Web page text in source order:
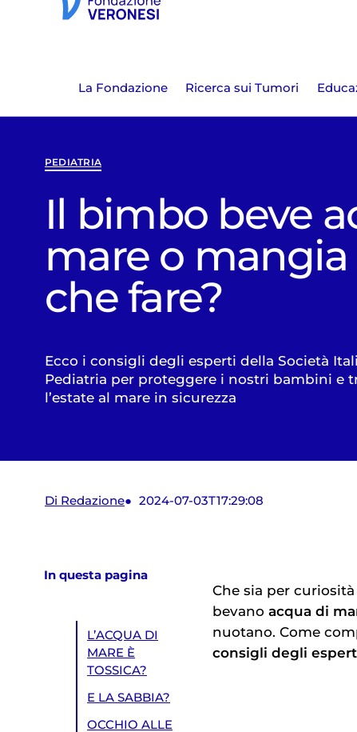
La Fondazione Ricerca sui Tumori
PEDIATRIA
Il bimbo beve
mare o mangia
che fare?
Ecco i consigli degli esperti della Società
Pediatria per proteggere i nostri bambini e
l’estate al mare in sicurezza
Di Redazione 2024-07-03T17:29:08
In questa pagina
L’ACQUA DI
MARE È
TOSSICA?
E LA SABBIA?
OCCHIO ALLE
Che sia per
bevano acqua di
nuotano. Come
consigli degli